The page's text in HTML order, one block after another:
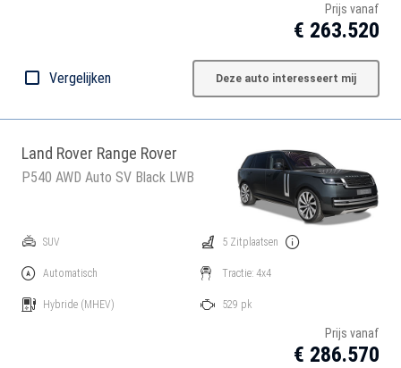
Prijs vanaf
€ 263.520
Vergelijken Deze auto interesseert mij
Land Rover Range Rover
P540 AWD Auto SV Black LWB
SUV
Automatisch
Hybride (MHEV)
5 Zitplaatsen
Tractie: 4x4
529 pk
Prijs vanaf
€ 286.570